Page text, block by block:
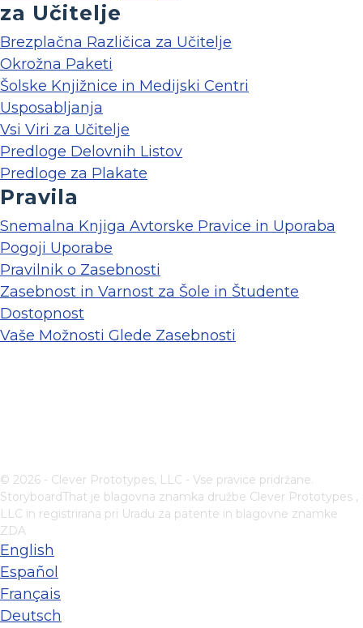
za Učitelje
Brezplačna Različica za Učitelje
Okrožna Paketi
Šolske Knjižnice in Medijski Centri
Usposabljanja
Vsi Viri za Učitelje
Predloge Delovnih Listov
Predloge za Plakate
Pravila
Snemalna Knjiga Avtorske Pravice in Uporaba
Pogoji Uporabe
Pravilnik o Zasebnosti
Zasebnost in Varnost za Šole in Študente
Dostopnost
Vaše Možnosti Glede Zasebnosti
© 2026 - Clever Prototypes, LLC - Vse pravice pridržane.
StoryboardThat je blagovna znamka družbe Clever Prototypes ,
LLC in registrirana pri Uradu za patente in blagovne znamke
ZDA
English
Español
Français
Deutsch